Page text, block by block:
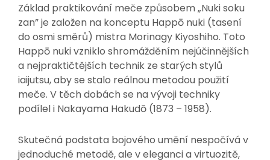
Základ praktikování meče způsobem „Nuki soku
zan” je založen na konceptu Happō nuki (tasení
do osmi směrů) mistra Morinagy Kiyoshiho. Toto
Happō nuki vzniklo shromážděním nejúčinnějších
a nejpraktičtějších technik ze starých stylů
iaijutsu, aby se stalo reálnou metodou použití
meče. V těch dobách se na vývoji techniky
podílel i Nakayama Hakudō (1873 – 1958).
Skutečná podstata bojového umění nespočívá v
jednoduché metodě, ale v eleganci a virtuozitě,